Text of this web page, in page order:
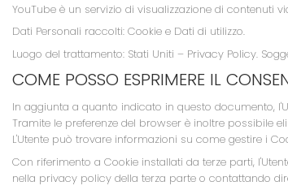
YouTube è un servizio di visualizzazione di contenuti
Dati Personali raccolti: Cookie e Dati di utilizzo.
Luogo del trattamento: Stati Uniti – Privacy Policy.
COME POSSO ESPRIMERE IL
In aggiunta a quanto indicato in questo documento,
Tramite le preferenze del browser è inoltre possibile
L'Utente può trovare informazioni su come gestire i
Con riferimento a Cookie installati da terze parti,
nella privacy policy della terza parte o contattando